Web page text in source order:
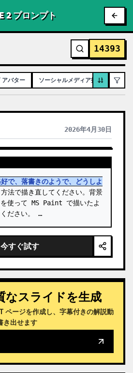
2 プロンプト
14393
アバター ソーシャルメディア投稿 イン
2026年4月30日
で、落書きのようで、どうしよ
方法で描き直してください。背景
を使って MS Paint で描いたよ
ください。 …
今すぐ試す
なスライドを生成
ページを作成し、字幕付きの解説動
き出せます